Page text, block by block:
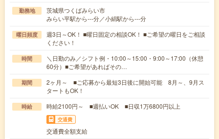
勤務地
茨城県つくばみらい市
みらい平駅から---分／小絹駅から---分
曜日頻度
週3日～OK！ ■曜日固定の相談OK！ ■ご希望の曜日をご相談
ください！
時間
＼日勤のみ／シフト例・10:00～15:00・9:00～17:00（休憩
60分）■ご希望があればその…
期間
2ヶ月～ ■ご応募から最短3日後に開始可能 8月～、9月ス
タートもOK！
時給 時給2100円～ ■週払いOK ■日収1万6800円以上
交通費
交通費全額支給